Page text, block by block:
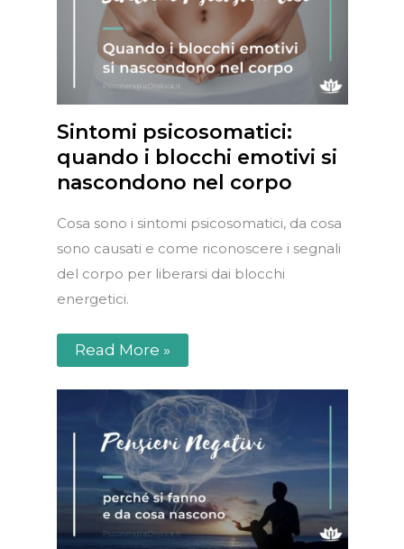
Sintomi psicosomatici:
quando i blocchi emotivi si
nascondono nel corpo
Cosa sono i sintomi psicosomatici, da cosa
sono causati e come riconoscere i segnali
del corpo per liberarsi dai blocchi
energetici.
Read More »